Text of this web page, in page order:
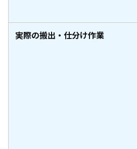
実際の搬出・仕分け作業